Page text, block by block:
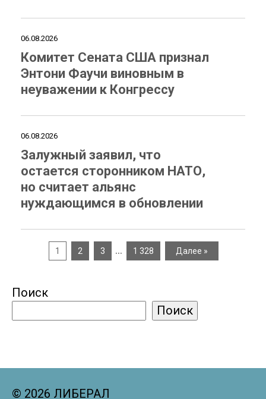
06.08.2026
Комитет Сената США признал
Энтони Фаучи виновным в
неуважении к Конгрессу
06.08.2026
Залужный заявил, что
остается сторонником НАТО,
но считает альянс
нуждающимся в обновлении
1 2 3 … 1 328 Далее »
Поиск
Поиск
© 2026 ЛИБЕРАЛ